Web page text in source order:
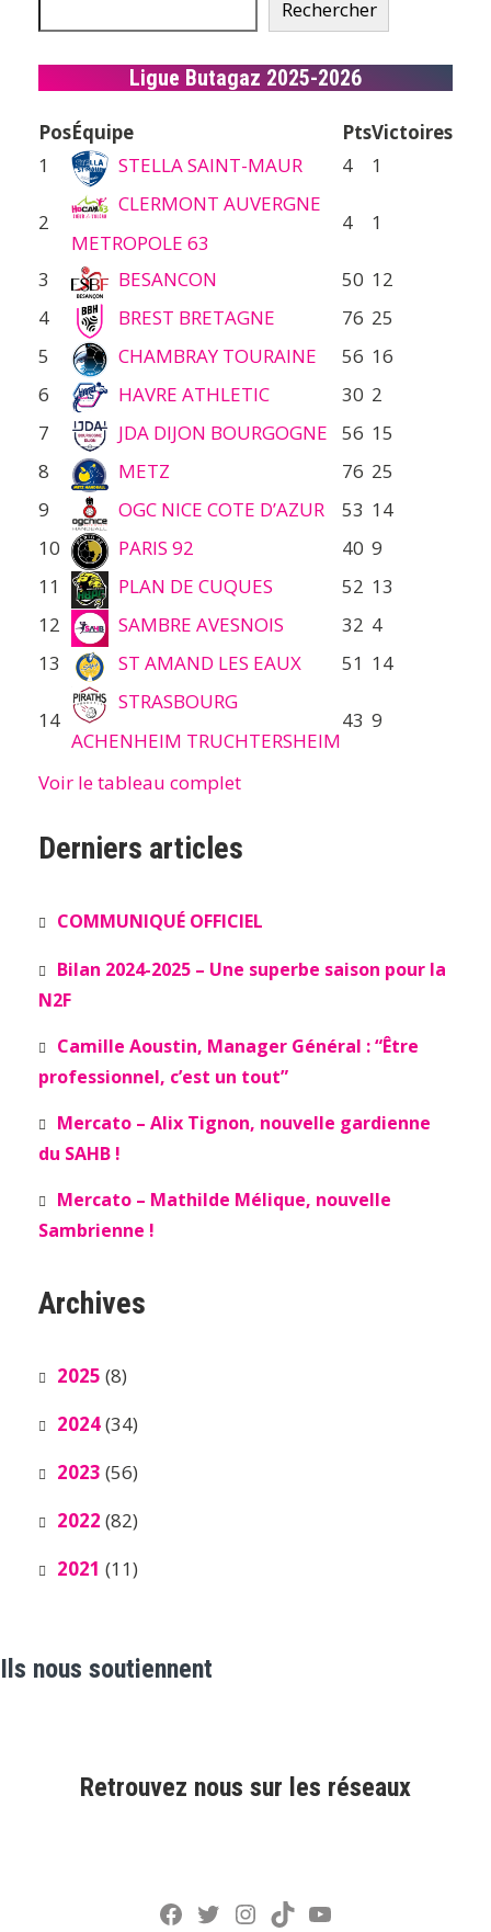
Rechercher
Ligue Butagaz 2025-2026
PosÉquipe PtsVictoires
1
STELLA SAINT-MAUR 4 1
2
CLERMONT AUVERGNE
METROPOLE 63
4 1
3 BESANCON 50 12
4
BREST BRETAGNE 76 25
5
CHAMBRAY TOURAINE 56 16
6
HAVRE ATHLETIC 30 2
7
JDA DIJON BOURGOGNE 56 15
8
METZ 76 25
9
OGC NICE COTE D’AZUR 53 14
10
PARIS 92 40 9
11
PLAN DE CUQUES 52 13
12
SAMBRE AVESNOIS 32 4
13
ST AMAND LES EAUX 51 14
14
STRASBOURG
ACHENHEIM TRUCHTERSHEIM
43 9
Voir le tableau complet
Derniers articles
COMMUNIQUÉ OFFICIEL
Bilan 2024-2025 – Une superbe saison pour la
N2F
Camille Aoustin, Manager Général : “Être
professionnel, c’est un tout”
Mercato – Alix Tignon, nouvelle gardienne
du SAHB !
Mercato – Mathilde Mélique, nouvelle
Sambrienne !
Archives
2025 (8)
2024(34)
2023 (56)
2022 (82)
2021 (11)
Ils nous soutiennent
Retrouvez nous sur les réseaux
Facebook
Twitter
Instagram
TikTokYouTube